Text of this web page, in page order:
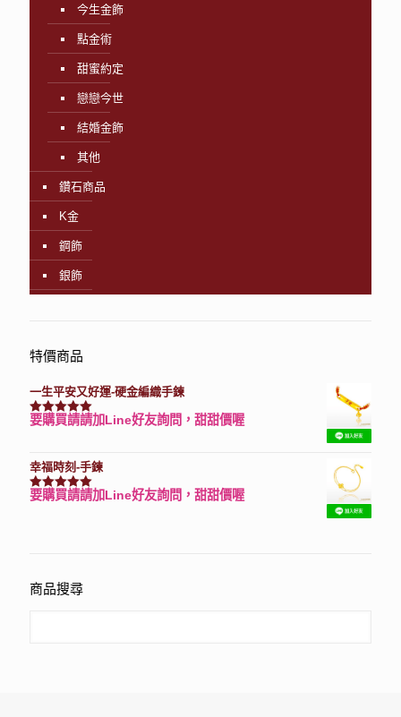
今生金飾
點金術
甜蜜約定
戀戀今世
結婚金飾
其他
鑽石商品
K金
鋼飾
銀飾
特價商品
一生平安又好運-硬金編織手鍊
評分7740滿分 5
要購買請請加Line好友詢問，甜甜價喔
幸福時刻-手鍊
評分3150滿分 5
要購買請請加Line好友詢問，甜甜價喔
商品搜尋